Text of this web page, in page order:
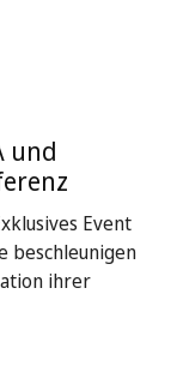
und
Event
beschleunigen
ihrer